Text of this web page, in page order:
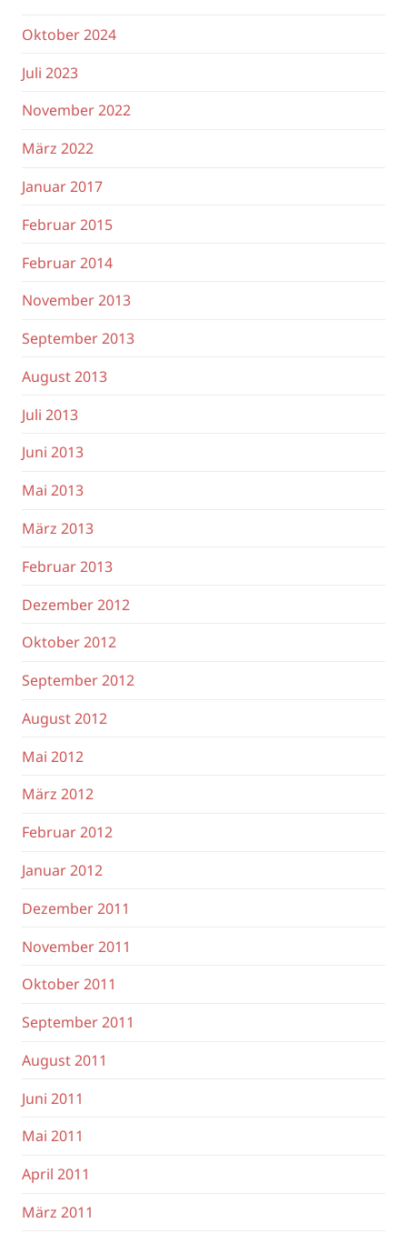
Oktober 2024
Juli 2023
November 2022
März 2022
Januar 2017
Februar 2015
Februar 2014
November 2013
September 2013
August 2013
Juli 2013
Juni 2013
Mai 2013
März 2013
Februar 2013
Dezember 2012
Oktober 2012
September 2012
August 2012
Mai 2012
März 2012
Februar 2012
Januar 2012
Dezember 2011
November 2011
Oktober 2011
September 2011
August 2011
Juni 2011
Mai 2011
April 2011
März 2011